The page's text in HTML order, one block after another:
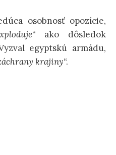
osobnosť opozície,
“ ako dôsledok
egyptskú armádu,
krajiny“.